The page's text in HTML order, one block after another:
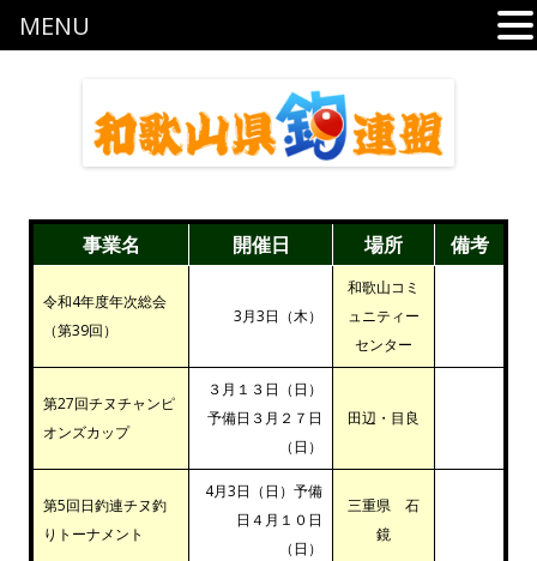
事業名 開催日 場所 備考
令和4年度年次総会
（第39回）
3月3日（木）
和歌山コミ
ュニティー
センター
第27回チヌチャンピ
オンズカップ
３月１３日（日）
予備日３月２７日
（日）
田辺・目良
第5回日釣連チヌ釣
りトーナメント
4月3日（日）予備
日４月１０日
（日）
三重県 石
鏡
MENU